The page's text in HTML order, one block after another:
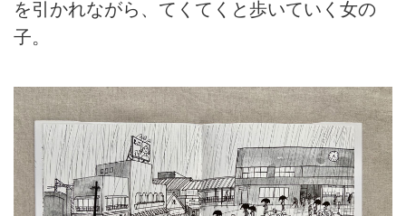
を引かれながら、てくてくと歩いていく女の
子。